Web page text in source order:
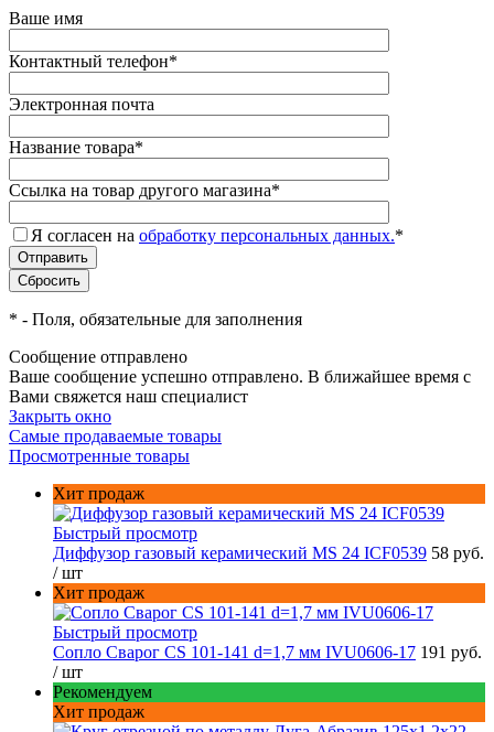
Ваше имя
Контактный телефон*
Электронная почта
Название товара*
Ссылка на товар другого магазина*
Я согласен на обработку персональных данных.*
* - Поля, обязательные для заполнения
Сообщение отправлено
Ваше сообщение успешно отправлено. В ближайшее время с
Вами свяжется наш специалист
Закрыть окно
Самые продаваемые товары
Просмотренные товары
Хит продаж
Быстрый просмотр
Диффузор газовый керамический MS 24 ICF0539 58 руб.
/ шт
Хит продаж
Быстрый просмотр
Сопло Сварог CS 101-141 d=1,7 мм IVU0606-17 191 руб.
/ шт
Рекомендуем
Хит продаж